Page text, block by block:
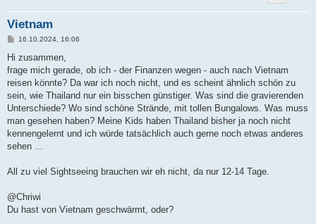
Vietnam
B
r
a
16.10.2024, 16:06
Hi zusammen,
frage mich gerade, ob ich - der Finanzen wegen - auch nach Vietnam
reisen könnte? Da war ich noch nicht, und es scheint ähnlich schön zu
sein, wie Thailand nur ein bisschen günstiger. Was sind die gravierenden
Unterschiede? Wo sind schöne Strände, mit tollen Bungalows. Was muss
man gesehen haben? Meine Kids haben Thailand bisher ja noch nicht
kennengelernt und ich würde tatsächlich auch gerne noch etwas anderes
sehen ...
All zu viel Sightseeing brauchen wir eh nicht, da nur 12-14 Tage.
@Chriwi
Du hast von Vietnam geschwärmt, oder?